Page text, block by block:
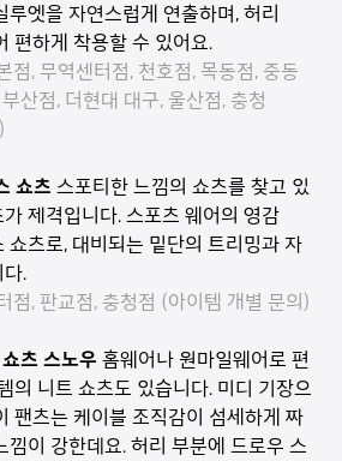
엣을 자연스럽게 연출하며, 허리
편하게 착용할 수 있어요.
점, 무역센터점, 천호점, 목동점, 중동
산점, 더현대 대구, 울산점, 충청
쇼츠 스포티한 느낌의 쇼츠를 찾고 있
제격입니다. 스포츠 웨어의 영감
쇼츠로, 대비되는 밑단의 트리밍과 자
.
점, 판교점, 충청점 (아이템 개별 문의)
츠 스노우 홈웨어나 원마일웨어로 편
의 니트 쇼츠도 있습니다. 미디 기장으
팬츠는 케이블 조직감이 섬세하게 짜
낌이 강한데요. 허리 부분에 드로우 스